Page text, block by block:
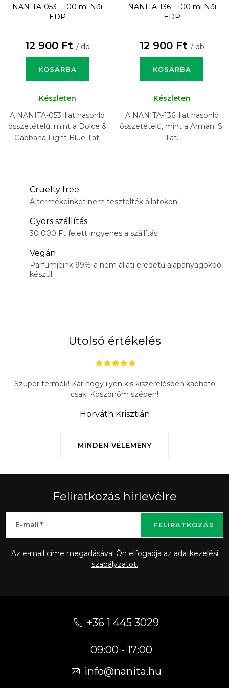
NANITA-053 - 100 ml
Női
EDP
12 900 Ft / db
KOSÁRBA
Készleten
A NANITA-053 illat hasonló
összetételű, mint a Dolce &
Gabbana Light Blue illat.
NANITA-136 - 100 ml
Női
EDP
12 900 Ft / db
KOSÁRBA
Készleten
A NANITA-136 illat hasonló
összetételű, mint a Armani Si
illat.
Cruelty free
A termékeinket nem tesztelték állatokon!
Gyors szállítás
30 000 Ft felett ingyenes a szállítás!
Vegán
Parfümjeink 99%-a nem állati eredetű alapanyagokból
készül!
Utolsó értékelés
MINDEN VÉLEMÉNY
Szuper termék! Kár hogy ilyen kis kiszerelésben kapható
csak! Köszönöm szépen!
Horváth Krisztián
Feliratkozás hírlevélre
E-mail
Az e-mail címe megadásával Ön elfogadja az adatkezelési
szabályzatot.
FELIRATKOZÁS
+36 1 445 3029
09:00 - 17:00
info@nanita.hu